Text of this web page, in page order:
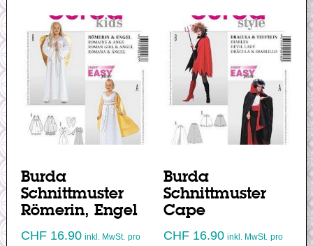
Burda
Schnittmuster
Römerin, Engel
CHF16.90 inkl. MwSt. pro
Burda
Schnittmuster
Cape
CHF16.90 inkl. MwSt. pro